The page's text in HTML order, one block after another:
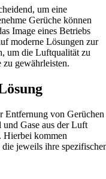
um eine
Gerüche können
Image eines Betriebs
moderne Lösungen zur
um die Luftqualität zu
zu gewährleisten.
Entfernung von Gerüchen
Gase aus der Luft
Hierbei kommen
jeweils ihre